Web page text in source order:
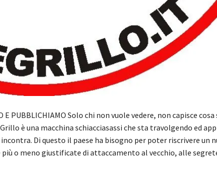
E PUBBLICHIAMO Solo chi non vuole vedere, non capisce
è una macchina schiacciasassi che sta travolgendo ed
Di questo il paese ha bisogno per poter riscrivere un
più o meno giustificate di attaccamento al vecchio, alle